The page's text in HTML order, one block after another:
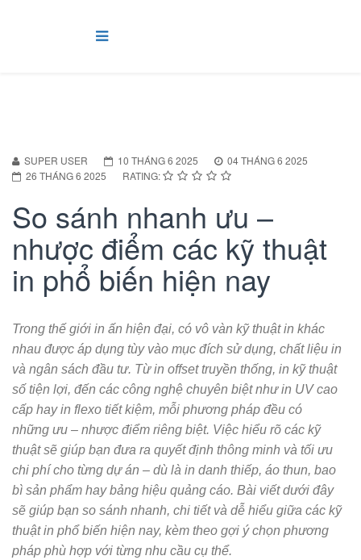
SUPER USER 10 THÁNG 6 2025
04 THÁNG 6 2025
26 THÁNG 6 2025
RATING:
So sánh nhanh ưu –
nhược điểm các kỹ thuật
in phổ biến hiện nay
Trong thế giới in ấn hiện đại, có vô vàn kỹ thuật in khác
nhau được áp dụng tùy vào mục đích sử dụng, chất liệu in
và ngân sách đầu tư. Từ in offset truyền thống, in kỹ thuật
số tiện lợi, đến các công nghệ chuyên biệt như in UV cao
cấp hay in flexo tiết kiệm, mỗi phương pháp đều có
những ưu – nhược điểm riêng biệt. Việc hiểu rõ các kỹ
thuật sẽ giúp bạn đưa ra quyết định thông minh và tối ưu
chi phí cho từng dự án – dù là in danh thiếp, áo thun, bao
bì sản phẩm hay bảng hiệu quảng cáo. Bài viết dưới đây
sẽ giúp bạn so sánh nhanh, chi tiết và dễ hiểu giữa các kỹ
thuật in phổ biến hiện nay, kèm theo gợi ý chọn phương
pháp phù hợp với từng nhu cầu cụ thể.